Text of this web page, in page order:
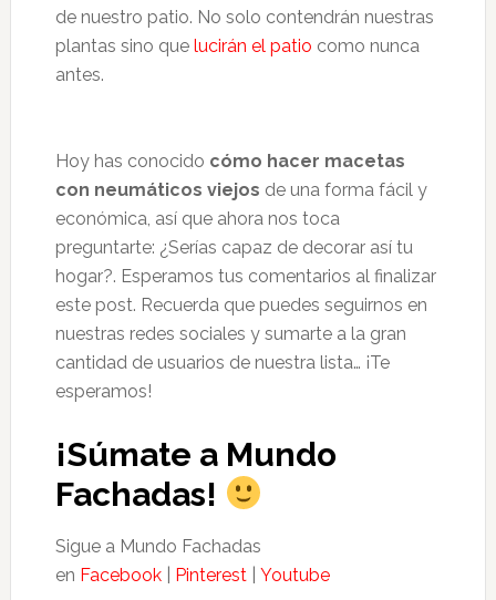
de nuestro patio. No solo contendrán nuestras
plantas sino que lucirán el patio como nunca
antes.
Hoy has conocido cómo hacer macetas
con neumáticos viejos de una forma fácil y
económica, así que ahora nos toca
preguntarte: ¿Serías capaz de decorar así tu
hogar?. Esperamos tus comentarios al finalizar
este post. Recuerda que puedes seguirnos en
nuestras redes sociales y sumarte a la gran
cantidad de usuarios de nuestra lista… ¡Te
esperamos!
¡Súmate a Mundo
Fachadas!
Sigue a Mundo Fachadas
en Facebook| Pinterest| Youtube